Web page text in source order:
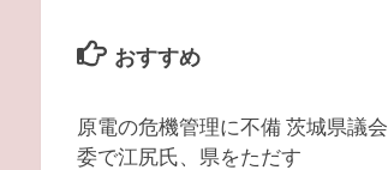
おすすめ
原電の危機管理に不備 茨城県議会
委で江尻氏、県をただす